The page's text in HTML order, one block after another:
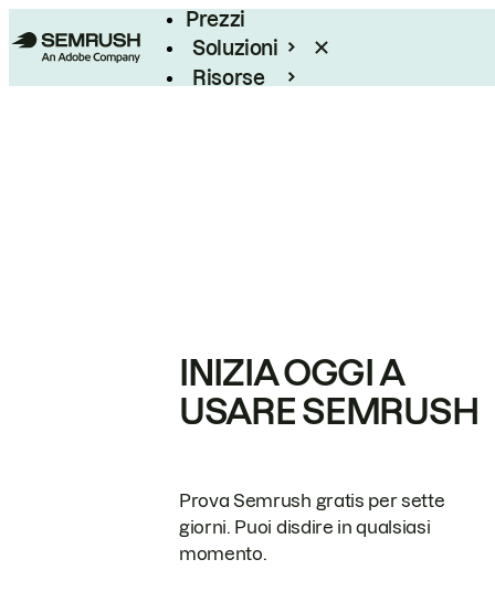
Prezzi
Soluzioni
Risorse
INIZIA OGGI A
USARE SEMRUSH
Prova Semrush gratis per sette
giorni. Puoi disdire in qualsiasi
momento.